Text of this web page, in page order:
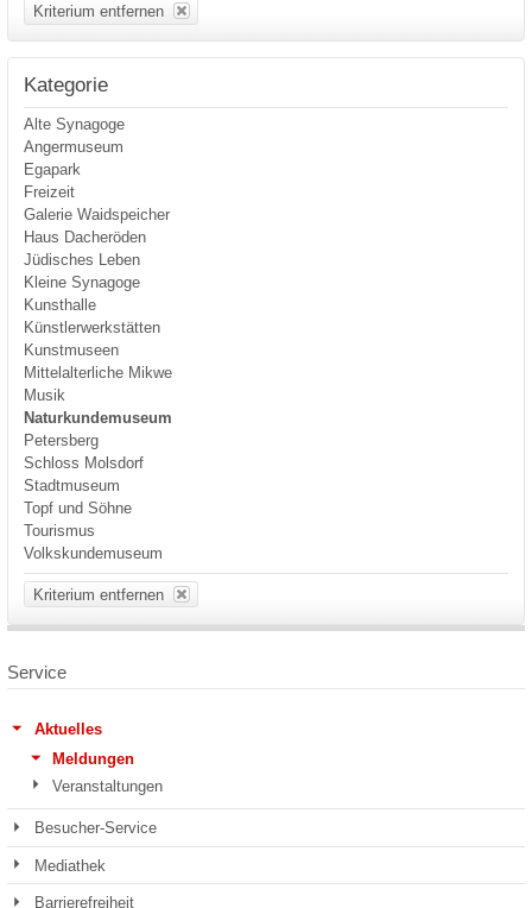
Kriterium entfernen
Kategorie
Alte Synagoge
Angermuseum
Egapark
Freizeit
Galerie Waidspeicher
Haus Dacheröden
Jüdisches Leben
Kleine Synagoge
Kunsthalle
Künstlerwerkstätten
Kunstmuseen
Mittelalterliche Mikwe
Musik
Naturkundemuseum
Petersberg
Schloss Molsdorf
Stadtmuseum
Topf und Söhne
Tourismus
Volkskundemuseum
Kriterium entfernen
Service
Aktuelles
Meldungen
Veranstaltungen
Besucher-Service
Mediathek
Barrierefreiheit